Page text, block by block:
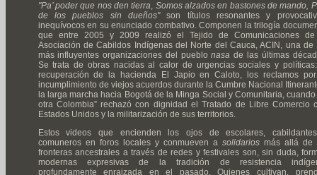
"Pa’ poder que nos den tierra, Somos alzados en bastones de mando,
de los pueblos sin dueños"son títulos resonantes y
inequívocos en su enunciado combativo. Componen la trilogía
que entre 2005 y 2009 realizó el Tejido de Comunicaciones
Asociación de Cabildos Indígenas del Norte del Cauca, ACIN, una de
más influyentes organizaciones del pueblonasa de las últimas
Se trata de obras nacidas al calor de urgencias sociales y
recuperación de la hacienda El Japio en Caloto, los reclamos
incumplimiento de viejos acuerdos durante la Cumbre Nacional
la larga marcha hacia Bogotá de la Minga Social y Comunitaria, cuando
otra Colombia” rechazó con dignidad el Tratado de Libre Comercio
Estados Unidos y la militarización de sus territorios.
Estos videos que encienden los ojos de escolares,
comuneros en foros locales y conmueven a solidariosmás allá de
fronteras ancestrales a través de redes y festivales son, sin duda,
modernas expresivas de la tradición de resistencia
profundamente enraizada en el pasado. Quienes cultivan,